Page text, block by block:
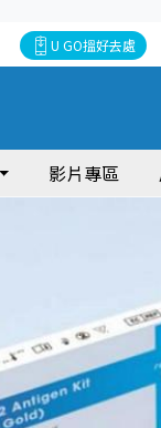
U GO搵好去處
影片專區